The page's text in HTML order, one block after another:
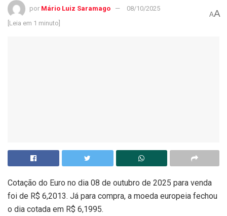
por Mário Luiz Saramago
08/10/2025
[Leia em 1 minuto]
AA
Cotação do Euro no dia 08 de outubro de 2025 para venda
foi de R$ 6,2013. Já para compra, a moeda europeia fechou
o dia cotada em R$ 6,1995.